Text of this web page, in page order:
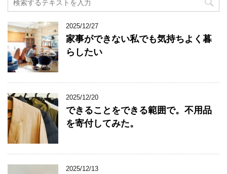
2025/12/27
家事ができない私でも気持ちよく暮
らしたい
2025/12/20
できることをできる範囲で。不用品
を寄付してみた。
2025/12/13